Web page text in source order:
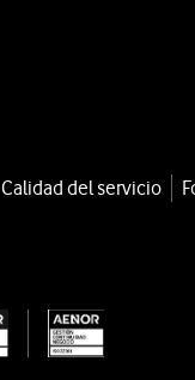
Calidad del servicio